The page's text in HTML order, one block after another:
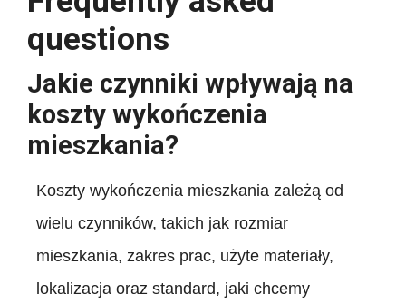
questions
Jakie czynniki wpływają na
koszty wykończenia
mieszkania?
Koszty wykończenia mieszkania zależą od
wielu czynników, takich jak rozmiar
mieszkania, zakres prac, użyte materiały,
lokalizacja oraz standard, jaki chcemy